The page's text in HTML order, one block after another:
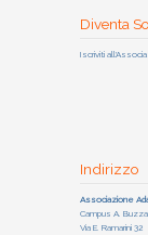
Diventa
Iscriviti
Indirizzo
Associazione
Campus A.
Via E. Ramarini 32